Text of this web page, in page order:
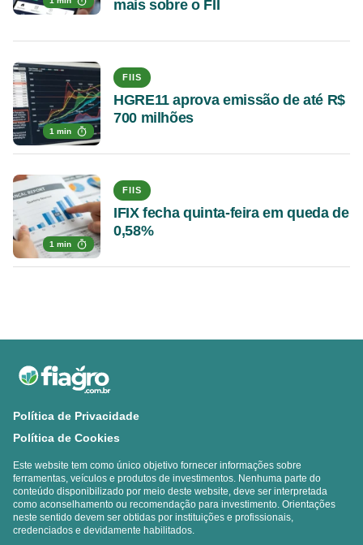
mais sobre o FII
1 min
FIIS
HGRE11 aprova emissão de até R$
700 milhões
1 min
FIIS
IFIX fecha quinta-feira em queda de
0,58%
Política de Privacidade
Política de Cookies
Este website tem como único objetivo fornecer informações sobre
ferramentas, veículos e produtos de investimentos. Nenhuma parte do
conteúdo disponibilizado por meio deste website, deve ser interpretada
como aconselhamento ou recomendação para investimento. Orientações
neste sentido devem ser obtidas por instituições e profissionais,
credenciados e devidamente habilitados.